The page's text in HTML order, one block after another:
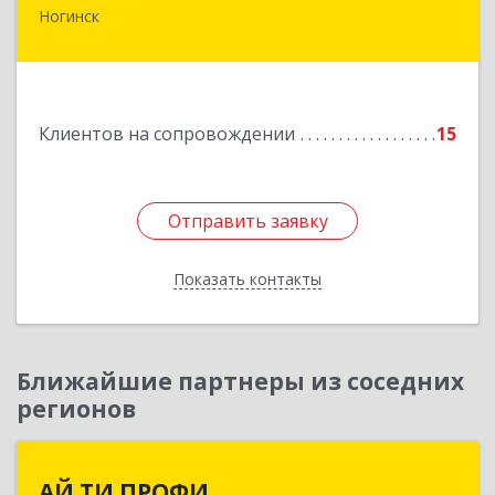
Ногинск
Клиентов на сопровождении 15
Отправить заявку
Показать контакты
Отправить заявку
Назад
Ближайшие партнеры из соседних
регионов